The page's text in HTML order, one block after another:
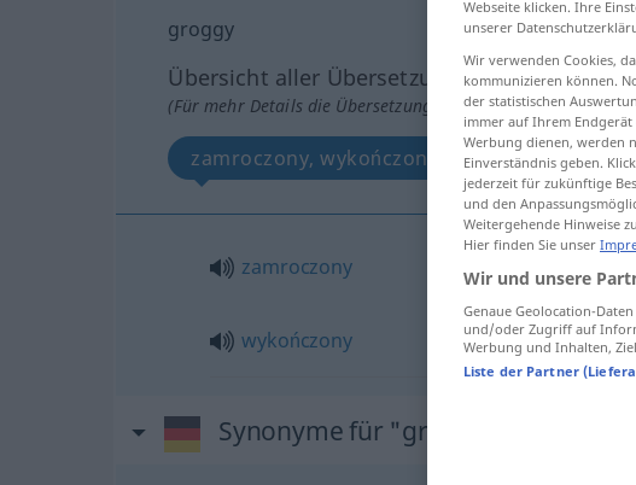
groggy
Übersicht aller Übersetzungen
(Für mehr Details die Übersetzung anklicken/antippen)
zamroczony, wykończony
zamroczony
wykończony
Synonyme für "groggy"
Webseite klicken. Ihre
unserer
Wir verwenden Cookies,
kommunizieren können.
der statistischen
immer auf Ihrem
Werbung dienen, werden
Einverständnis geben.
jederzeit für zukünftige
und den
Weitergehende Hinweise
Hier finden Sie unser
Wir und unsere
Genaue Geolocation-
und/oder Zugriff auf
Werbung und Inhalten,
Liste der Partner